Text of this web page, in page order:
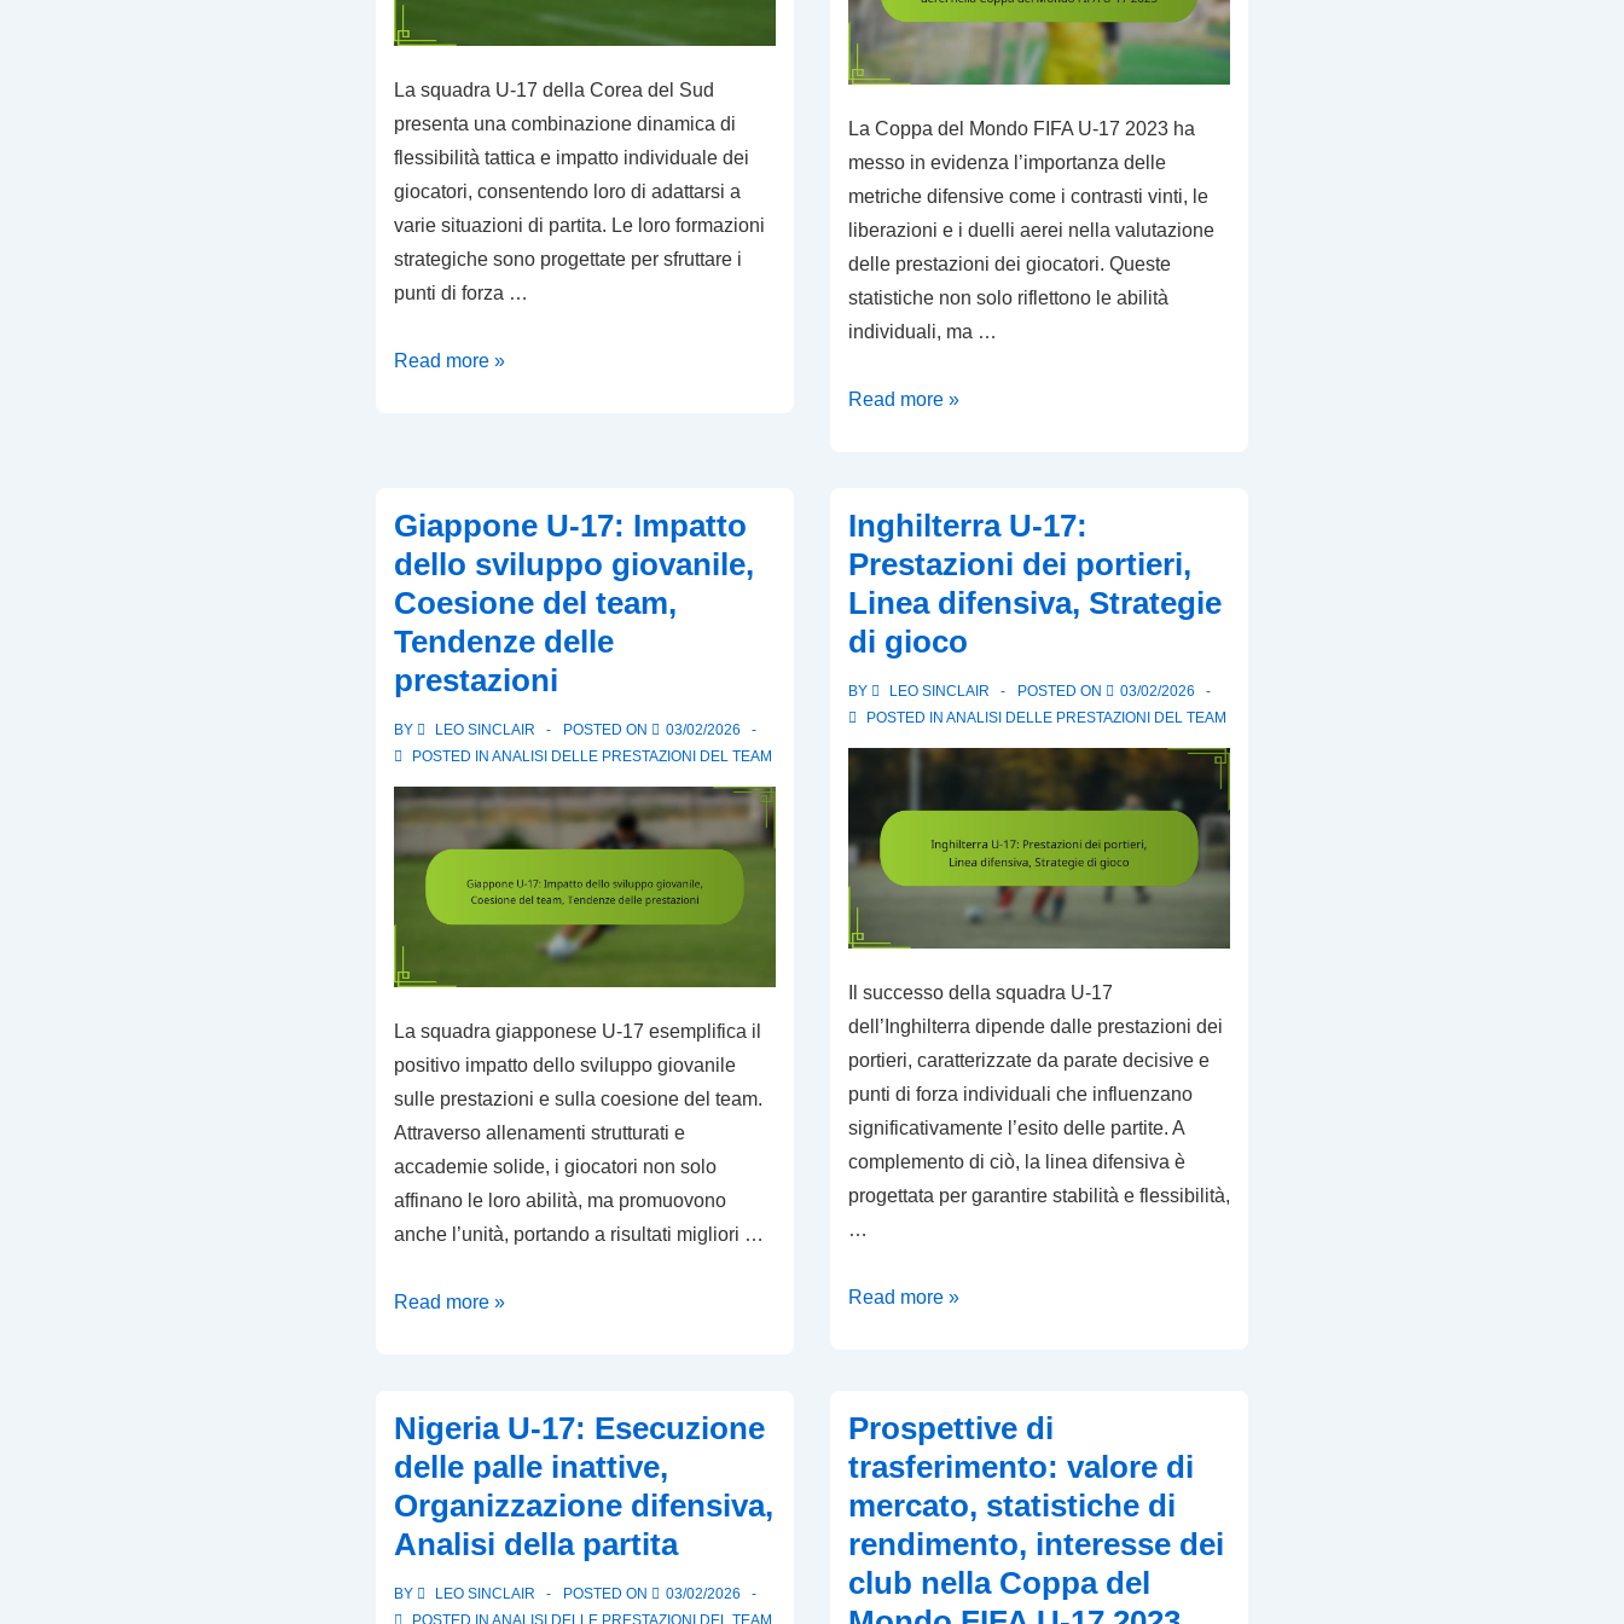
La squadra U-17 della Corea del Sud
presenta una combinazione dinamica di
flessibilità tattica e impatto individuale dei
giocatori, consentendo loro di adattarsi a
varie situazioni di partita. Le loro formazioni
strategiche sono progettate per sfruttare i
punti di forza …
Corea
Flessibilità
tattica,
Impatto
dei
Recensioni
delle
partite
Read more »
La Coppa del Mondo FIFA U-17 2023 ha
messo in evidenza l’importanza delle
metriche difensive come i contrasti vinti, le
liberazioni e i duelli aerei nella valutazione
delle prestazioni dei giocatori. Queste
statistiche non solo riflettono le abilità
individuali, ma …
Leader
Rinvii,
Duelli
aerei
nella
del
17
2023
Read more »
Giappone U-17: Impatto
dello sviluppo giovanile,
Coesione del team,
Tendenze delle
prestazioni
BY LEO SINCLAIR POSTED ON
03/02/2026
POSTED IN ANALISI DELLE PRESTAZIONI DEL TEAM
La squadra giapponese U-17 esemplifica il
positivo impatto dello sviluppo giovanile
sulle prestazioni e sulla coesione del team.
Attraverso allenamenti strutturati e
accademie solide, i giocatori non solo
affinano le loro abilità, ma promuovono
anche l’unità, portando a risultati migliori …
Giappone
dello
sviluppo
giovanile,
Coesione
team,
Read more »
Inghilterra U-17:
Prestazioni dei portieri,
Linea difensiva, Strategie
di gioco
BY LEO SINCLAIR POSTED ON
03/02/2026
POSTED IN ANALISI DELLE PRESTAZIONI DEL TEAM
Il successo della squadra U-17
dell’Inghilterra dipende dalle prestazioni dei
portieri, caratterizzate da parate decisive e
punti di forza individuali che influenzano
significativamente l’esito delle partite. A
complemento di ciò, la linea difensiva è
progettata per garantire stabilità e flessibilità,
…
Inghilterra
dei
portieri,
Linea
difensiva,
Strategie
di
Read more »
Nigeria U-17: Esecuzione
delle palle inattive,
Organizzazione difensiva,
Analisi della partita
BY LEO SINCLAIR POSTED ON
03/02/2026
POSTED IN ANALISI DELLE PRESTAZIONI DEL TEAM
Prospettive di
trasferimento: valore di
mercato, statistiche di
rendimento, interesse dei
club nella Coppa del